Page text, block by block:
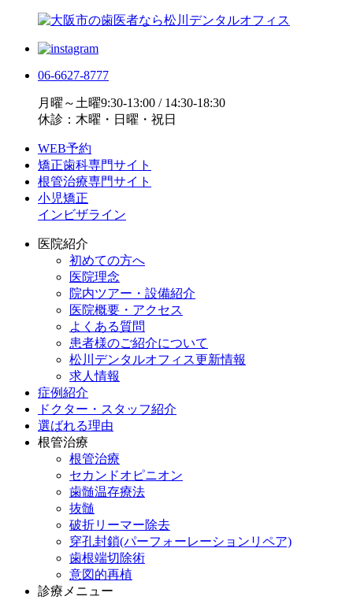
06-6627-8777
月曜～土曜9:30-13:00 / 14:30-18:30
休診：木曜・日曜・祝日
WEB予約
矯正歯科専門サイト
根管治療専門サイト
小児矯正
インビザライン
医院紹介
初めての方へ
医院理念
院内ツアー・設備紹介
医院概要・アクセス
よくある質問
患者様のご紹介について
松川デンタルオフィス更新情報
求人情報
症例紹介
ドクター・スタッフ紹介
選ばれる理由
根管治療
根管治療
セカンドオピニオン
歯髄温存療法
抜髄
破折リーマー除去
穿孔封鎖(パーフォーレーションリペア)
歯根端切除術
意図的再植
診療メニュー